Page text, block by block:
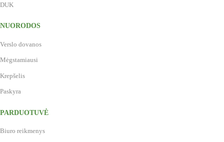
DUK
NUORODOS
Verslo dovanos
Mėgstamiausi
Krepšelis
Paskyra
PARDUOTUVĖ
Biuro reikmenys